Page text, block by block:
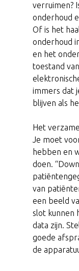
verruimen?
onderhoud
Of is het
onderhoud
en het
toestand
immers dat
blijven als
Het
Je moet
hebben en
doen.
van
een beeld
slot kunnen
data zijn.
goede
de